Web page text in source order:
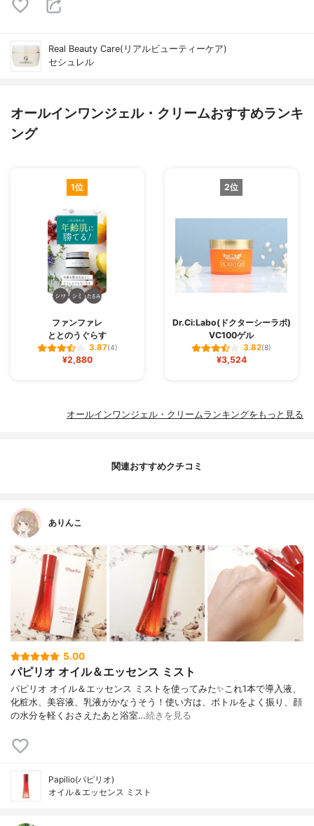
Real Beauty Care(リアルビューティーケア)
セシュレル
オールインワンジェル・クリームおすすめランキ
ング
1位
ファンファレ
ととのうぐらす
3.87(4)
¥2,880
2位
Dr.Ci:Labo(ドクターシーラボ)
VC100ゲル
3.82(8)
¥3,524
オールインワンジェル・クリームランキングをもっと見る
関連おすすめクチコミ
ありんこ
5.00
パピリオ オイル＆エッセンス ミスト
パピリオ オイル＆エッセンス ミストを使ってみた✨これ1本で導入液、
化粧水、美容液、乳液がかなうそう！使い方は、ボトルをよく振り、顔
の水分を軽くおさえたあと浴室…続きを見る
Papilio(パピリオ)
オイル＆エッセンス ミスト